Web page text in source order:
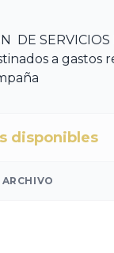
DE
a
disponibles